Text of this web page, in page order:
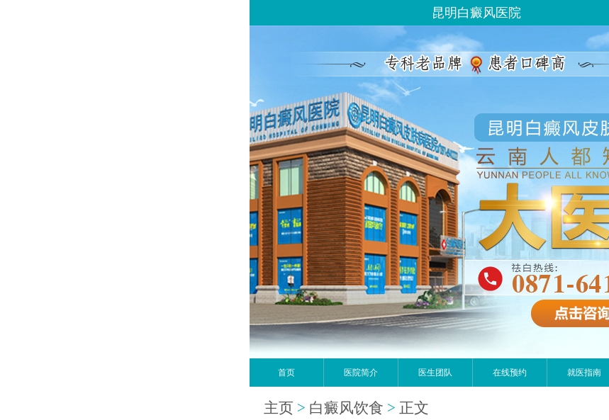
昆明白癜风医院
首页 医院简介 医生团队 在线预约 就医指南
主页 > 白癜风饮食 > 正文